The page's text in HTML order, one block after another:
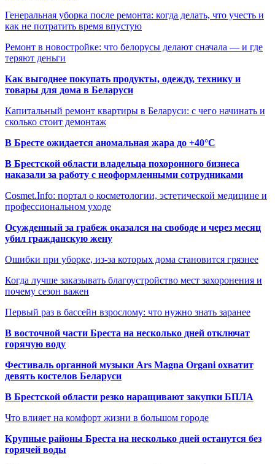
Генеральная уборка после ремонта: когда делать, что учесть и
как не потратить время впустую
Ремонт в новостройке: что белорусы делают сначала — и где
теряют деньги
Как выгоднее покупать продукты, одежду, технику и
товары для дома в Беларуси
Капитальный ремонт квартиры в Беларуси: с чего начинать и
сколько стоит демонтаж
В Бресте ожидается аномальная жара до +40°C
В Брестской области владельца похоронного бизнеса
наказали за работу с неоформленными сотрудниками
Cosmet.Info: портал о косметологии, эстетической медицине и
профессиональном уходе
Осужденный за грабеж оказался на свободе и через месяц
убил гражданскую жену
Ошибки при уборке, из-за которых дома становится грязнее
Когда лучше заказывать благоустройство мест захоронения и
почему сезон важен
Первый раз в бассейн взрослому: что нужно знать заранее
В восточной части Бреста на несколько дней отключат
горячую воду
Фестиваль органной музыки Ars Magna Organi охватит
девять костелов Беларуси
В Брестской области резко наращивают закупки БПЛА
Что влияет на комфорт жизни в большом городе
Крупные районы Бреста на несколько дней останутся без
горячей воды